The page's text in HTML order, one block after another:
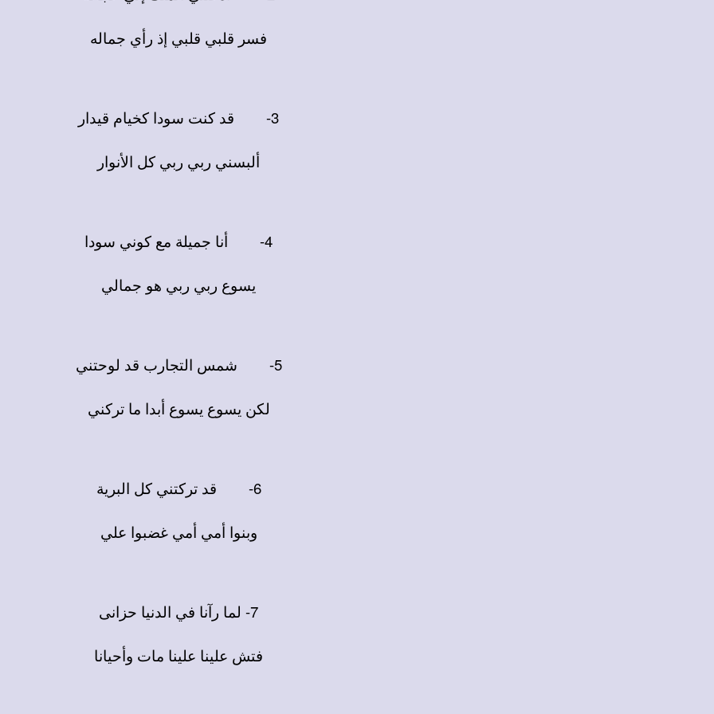
فسر قلبي قلبي إذ رأي جماله
3- قد كنت سودا كخيام قيدار
ألبسني ربي ربي كل الأنوار
4- أنا جميلة مع كوني سودا
يسوع ربي ربي هو جمالي
5- شمس التجارب قد لوحتني
لكن يسوع يسوع أبدا ما تركني
6- قد تركتني كل البرية
وبنوا أمي أمي غضبوا علي
7- لما رآنا في الدنيا حزانى
فتش علينا علينا مات وأحيانا